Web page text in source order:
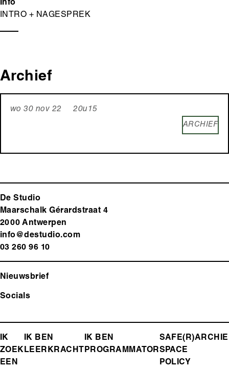
Info
INTRO + NAGESPREK
Archief
wo 30 nov 22 20u15
ARCHIEF
De Studio
Maarschalk Gérardstraat 4
2000 Antwerpen
info@destudio.com
03 260 96 10
Nieuwsbrief
Socials
FOOTER-
MENU
IK
ZOEK
EEN
IK BEN
LEERKRACHT
IK BEN
PROGRAMMATOR
SAFE(R)
SPACE
POLICY